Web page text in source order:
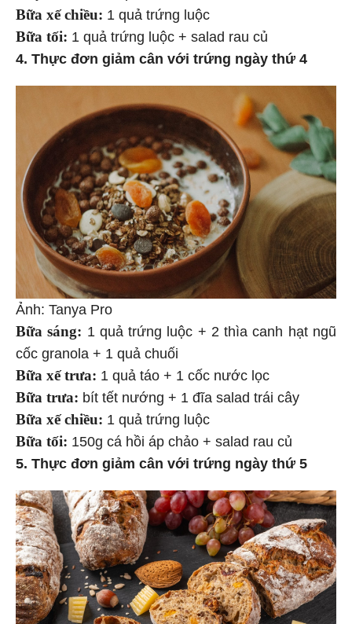
Bữa xế chiều: 1 quả trứng luộc
Bữa tối: 1 quả trứng luộc + salad rau củ
4. Thực đơn giảm cân với trứng ngày thứ 4
Ảnh: Tanya Pro
Bữa sáng: 1 quả trứng luộc + 2 thìa canh hạt ngũ
cốc granola + 1 quả chuối
Bữa xế trưa: 1 quả táo + 1 cốc nước lọc
Bữa trưa: bít tết nướng + 1 đĩa salad trái cây
Bữa xế chiều: 1 quả trứng luộc
Bữa tối: 150g cá hồi áp chảo + salad rau củ
5. Thực đơn giảm cân với trứng ngày thứ 5